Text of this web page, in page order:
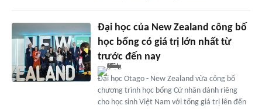
Đại học của New Zealand công bố
học bổng có giá trị lớn nhất từ
trước đến nay
Đại học Otago - New Zealand vừa công bố
chương trình học bổng Cử nhân dành riêng
cho học sinh Việt Nam với tổng giá trị lên đến